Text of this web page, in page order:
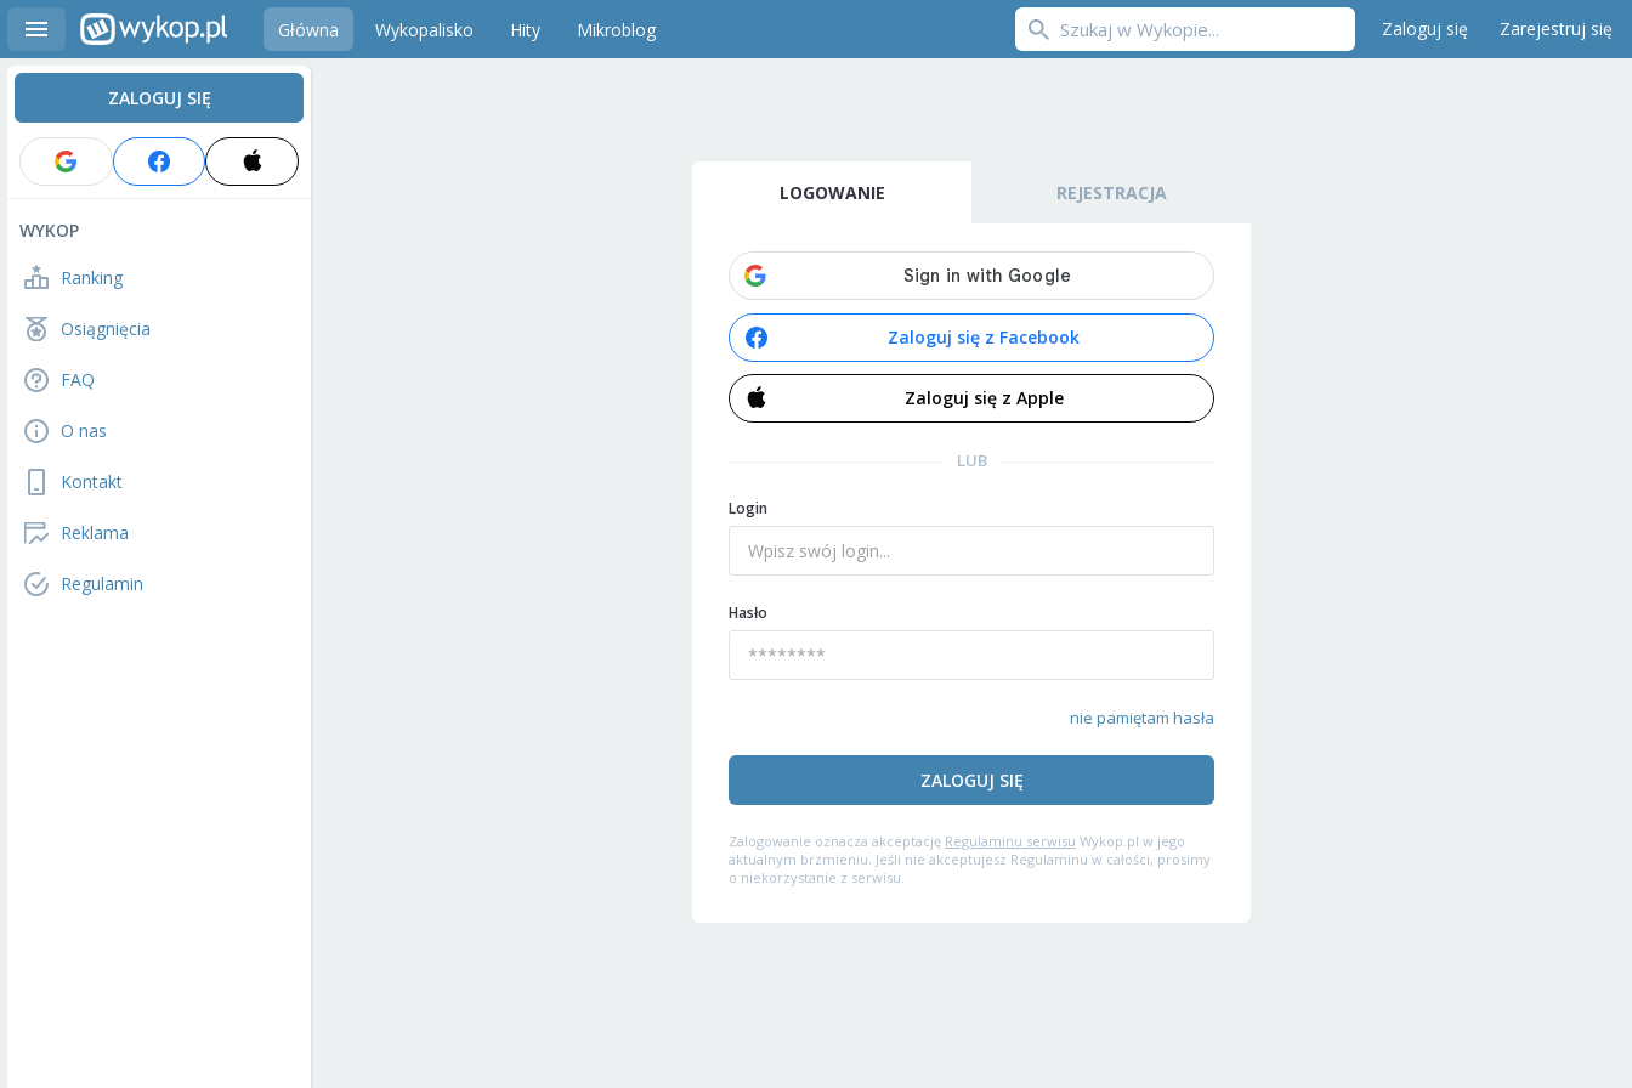
Główna Wykopalisko Hity Mikroblog Zaloguj się Zarejestruj się
ZALOGUJ SIĘ
WYKOP
Ranking
Osiągnięcia
FAQ
O nas
Kontakt
Reklama
Regulamin
LOGOWANIE REJESTRACJA
Zaloguj się z Facebook
Zaloguj się z Apple
LUB
Login
Hasło
nie pamiętam hasła
ZALOGUJ SIĘ
Zalogowanie oznacza akceptację Regulaminu serwisu Wykop.pl w jego
aktualnym brzmieniu. Jeśli nie akceptujesz Regulaminu w całości, prosimy
o niekorzystanie z serwisu.